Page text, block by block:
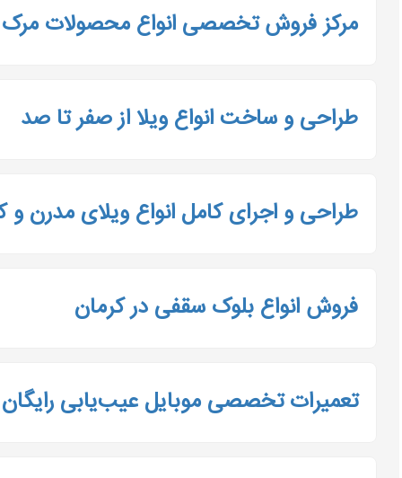
مرکز فروش تخصصی انواع محصولات مرک
طراحی و ساخت انواع ویلا از صفر تا صد
طراحی و اجرای کامل انواع ویلای مدرن
فروش انواع بلوک سقفی در کرمان
تعمیرات تخصصی موبایل عیب‌یابی